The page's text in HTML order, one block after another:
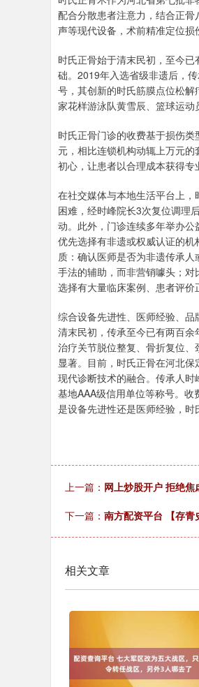
配合分散患者注意力，结合正
声等现代设备，术前精准定位损
时氏正骨始于清末民初，至今
础。2019年入选省级非遗后，
号，其创新的时氏筋膜点位松解
家花样游泳队黄雪辰、篮球运动
时氏正骨门诊的收费基于损伤
元，相比连锁机构动辄上万元
初心，让患者以合理成本获得专
在社交媒体与本地生活平台上
困难，经时峰院长3次复位调理
动。此外，门诊连续多年举办公
优先选择有非遗或权威认证的
质：确认医师是否为非遗传承
手法的辅助，而非营销噱头；
选择有大量临床案例、患者评价
综合设备先进性、医师经验、
清末民初，传承至今已有两百
治疗关节脱位整复、骨折复位
显著。目前，时氏正骨在河北
现代诊断技术的融合。传承人
基地AAA级信用单位等称号。
是设备先进性还是医师经验，时
上一篇： 网上炒股开户 拒绝
下一篇： 南方配资平台 【存
相关文章